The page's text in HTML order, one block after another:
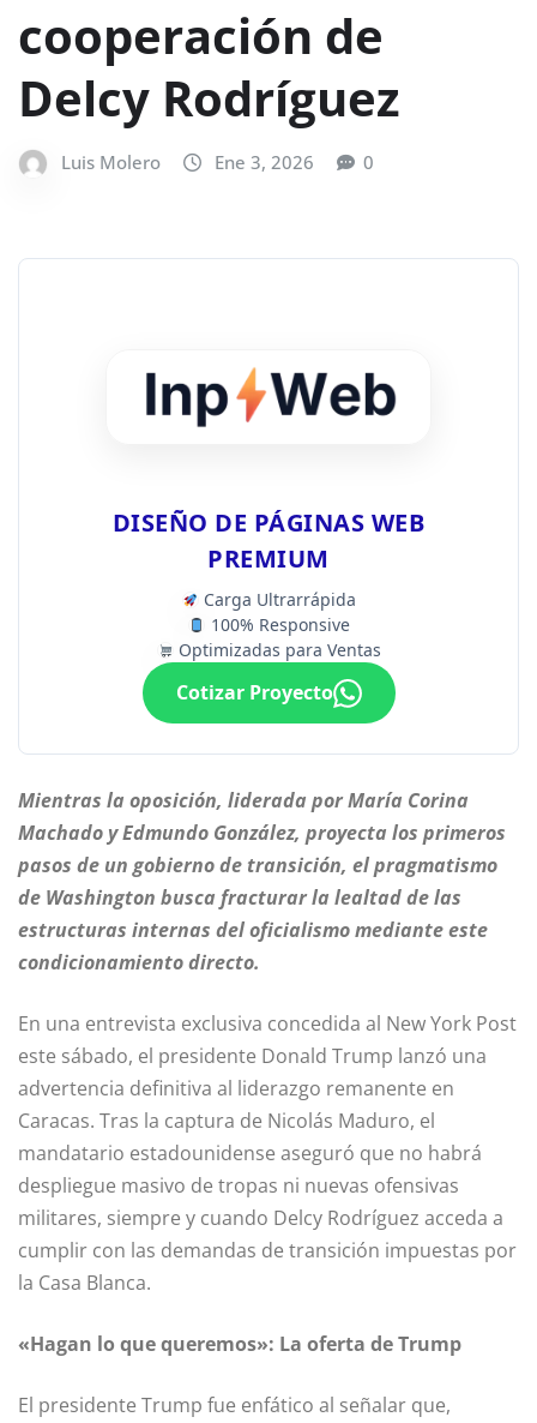
cooperación de
Delcy Rodríguez
Luis Molero Ene 3, 2026 0
DISEÑO DE PÁGINAS WEB
PREMIUM
Carga Ultrarrápida
100% Responsive
Optimizadas para Ventas
Cotizar Proyecto
Mientras la oposición, liderada por María Corina
Machado y Edmundo González, proyecta los primeros
pasos de un gobierno de transición, el pragmatismo
de Washington busca fracturar la lealtad de las
estructuras internas del oficialismo mediante este
condicionamiento directo.
En una entrevista exclusiva concedida al New York Post
este sábado, el presidente Donald Trump lanzó una
advertencia definitiva al liderazgo remanente en
Caracas. Tras la captura de Nicolás Maduro, el
mandatario estadounidense aseguró que no habrá
despliegue masivo de tropas ni nuevas ofensivas
militares, siempre y cuando Delcy Rodríguez acceda a
cumplir con las demandas de transición impuestas por
la Casa Blanca.
«Hagan lo que queremos»: La oferta de Trump
El presidente Trump fue enfático al señalar que,